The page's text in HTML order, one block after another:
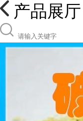
产品展厅